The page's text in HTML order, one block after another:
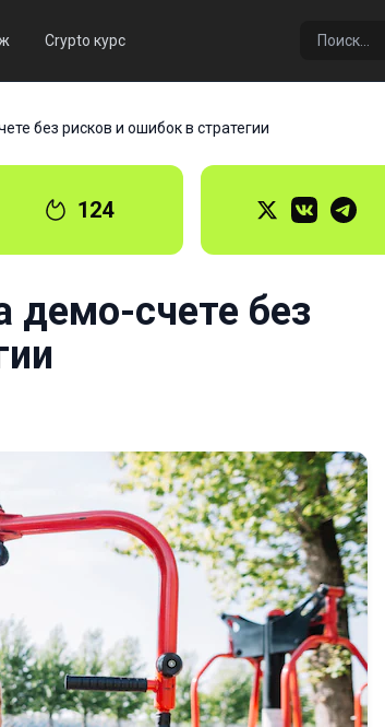
Crypto курс
без рисков и ошибок в стратегии
124
демо-счете без